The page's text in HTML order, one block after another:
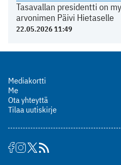
Tasavallan presidentti on
arvonimen Päivi Hietaselle
22.05.2026 11:49
Mediakortti
Me
Ota yhteyttä
Tilaa uutiskirje